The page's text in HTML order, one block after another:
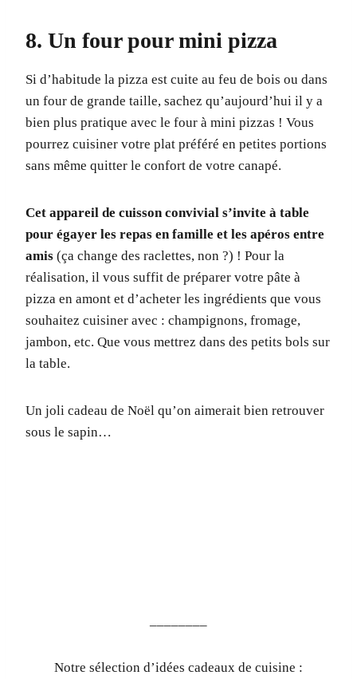
8. Un four pour mini pizza
Si d’habitude la pizza est cuite au feu de bois ou dans
un four de grande taille, sachez qu’aujourd’hui il y a
bien plus pratique avec le four à mini pizzas ! Vous
pourrez cuisiner votre plat préféré en petites portions
sans même quitter le confort de votre canapé.
Cet appareil de cuisson convivial s’invite à table
pour égayer les repas en famille et les apéros entre
amis (ça change des raclettes, non ?) ! Pour la
réalisation, il vous suffit de préparer votre pâte à
pizza en amont et d’acheter les ingrédients que vous
souhaitez cuisiner avec : champignons, fromage,
jambon, etc. Que vous mettrez dans des petits bols sur
la table.
Un joli cadeau de Noël qu’on aimerait bien retrouver
sous le sapin…
Notre sélection d’idées cadeaux de cuisine :